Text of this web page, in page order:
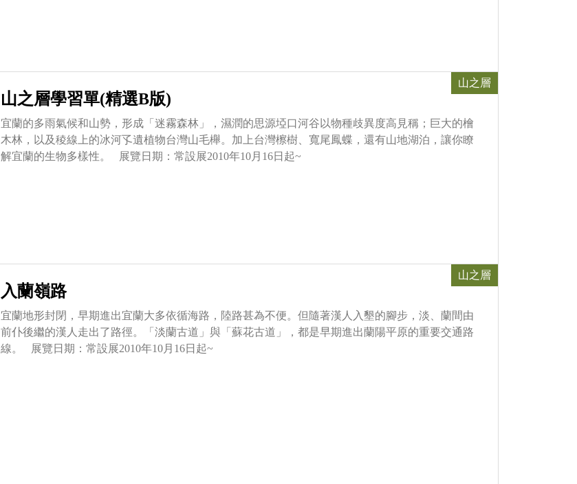
山之層
山之層學習單(精選B版)
宜蘭的多雨氣候和山勢，形成「迷霧森林」，濕潤的思源埡口河谷以物種歧異度高見稱；巨大的檜
木林，以及稜線上的冰河孓遺植物台灣山毛櫸。加上台灣檫樹、寬尾鳳蝶，還有山地湖泊，讓你瞭
解宜蘭的生物多樣性。 展覽日期：常設展2010年10月16日起~
山之層
入蘭嶺路
宜蘭地形封閉，早期進出宜蘭大多依循海路，陸路甚為不便。但隨著漢人入墾的腳步，淡、蘭間由
前仆後繼的漢人走出了路徑。「淡蘭古道」與「蘇花古道」，都是早期進出蘭陽平原的重要交通路
線。 展覽日期：常設展2010年10月16日起~